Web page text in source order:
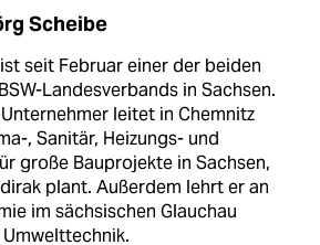
Scheibe
seit Februar einer der beiden
Landesverbands in Sachsen.
leitet in Chemnitz
, Sanitär, Heizungs- und
große Bauprojekte in Sachsen,
plant. Außerdem lehrt er an
im sächsischen Glauchau